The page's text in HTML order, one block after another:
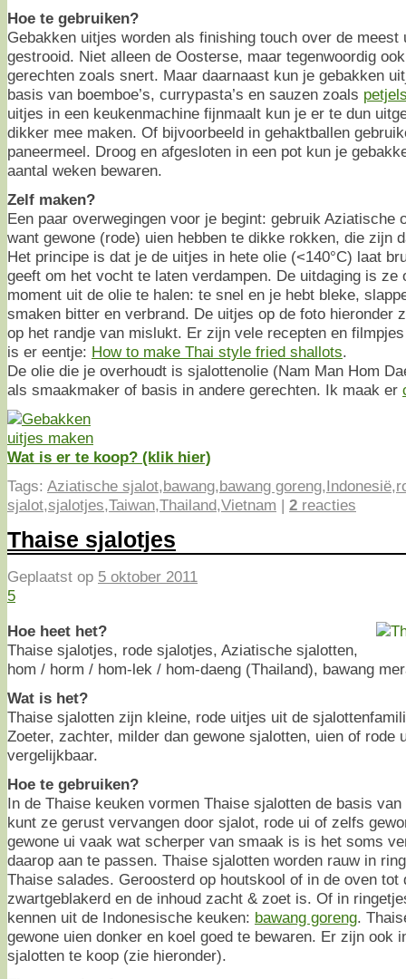
Hoe te gebruiken?
Gebakken uitjes worden als finishing touch over de meest
gestrooid. Niet alleen de Oosterse, maar tegenwoordig
gerechten zoals snert. Maar daarnaast kun je gebakken
basis van boemboe’s, currypasta’s en sauzen zoals
uitjes in een keukenmachine fijnmaalt kun je er te dun
dikker mee maken. Of bijvoorbeeld in gehaktballen
paneermeel. Droog en afgesloten in een pot kun je
aantal weken bewaren.
Zelf maken?
Een paar overwegingen voor je begint: gebruik Aziatische
want gewone (rode) uien hebben te dikke rokken, die zijn
Het principe is dat je de uitjes in hete olie (<140°C) laat
geeft om het vocht te laten verdampen. De uitdaging is ze
moment uit de olie te halen: te snel en je hebt bleke,
smaken bitter en verbrand. De uitjes op de foto hieronder
op het randje van mislukt. Er zijn vele recepten en
is er eentje: How to make Thai style fried shallots.
De olie die je overhoudt is sjalottenolie (Nam Man Hom
als smaakmaker of basis in andere gerechten. Ik maak er
Wat is er te koop? (klik hier)
Tags: Aziatische sjalot,bawang,bawang goreng,Indonesië,
sjalot,sjalotjes,Taiwan,Thailand,Vietnam | 2 reacties
Thaise sjalotjes
Geplaatst op 5 oktober 2011
5
Hoe heet het?
Thaise sjalotjes, rode sjalotjes, Aziatische sjalotten,
hom / horm / hom-lek / hom-daeng (Thailand), bawang
Wat is het?
Thaise sjalotten zijn kleine, rode uitjes uit de
Zoeter, zachter, milder dan gewone sjalotten, uien of rode
vergelijkbaar.
Hoe te gebruiken?
In de Thaise keuken vormen Thaise sjalotten de basis
kunt ze gerust vervangen door sjalot, rode ui of zelfs
gewone ui vaak wat scherper van smaak is is het soms
daarop aan te passen. Thaise sjalotten worden rauw in
Thaise salades. Geroosterd op houtskool of in de oven tot
zwartgeblakerd en de inhoud zacht & zoet is. Of in
kennen uit de Indonesische keuken: bawang goreng.
gewone uien donker en koel goed te bewaren. Er zijn ook
sjalotten te koop (zie hieronder).